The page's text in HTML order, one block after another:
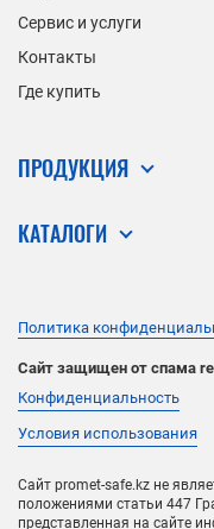
Сервис и услуги
Контакты
Где купить
ПРОДУКЦИЯ
КАТАЛОГИ
Политика
Сайт защищен от спама
Конфиденциальность
Условия использования
Сайт promet-safe.kz не
положениями статьи 447
представленная на сайте